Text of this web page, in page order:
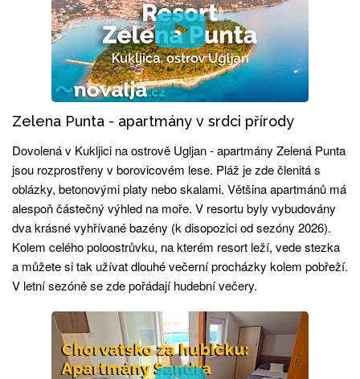
Zelena Punta - apartmány v srdci přírody
Dovolená v Kukljici na ostrově Ugljan - apartmány Zelená Punta
jsou rozprostřeny v borovicovém lese. Pláž je zde členitá s
oblázky, betonovými platy nebo skalami. Většina apartmánů má
alespoň částečný výhled na moře. V resortu byly vybudovány
dva krásné vyhřívané bazény (k disopozici od sezóny 2026).
Kolem celého poloostrůvku, na kterém resort leží, vede stezka
a můžete si tak užívat dlouhé večerní procházky kolem pobřeží.
V letní sezóně se zde pořádají hudební večery.